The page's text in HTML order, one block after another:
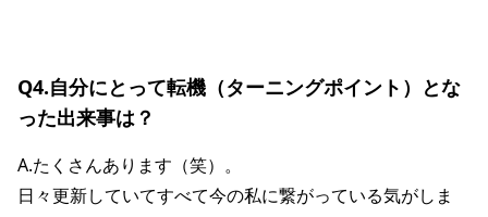
Q4.自分にとって転機（ターニングポイント）とな
った出来事は？
A.たくさんあります（笑）。
日々更新していてすべて今の私に繋がっている気がしま